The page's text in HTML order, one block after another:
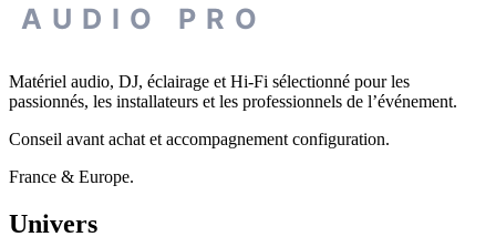
AUDIO PRO
Matériel audio, DJ, éclairage et Hi-Fi sélectionné pour les
passionnés, les installateurs et les professionnels de l’événement.
Conseil avant achat et accompagnement configuration.
France & Europe.
Univers